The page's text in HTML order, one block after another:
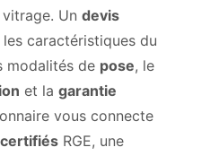
Un devis
caractéristiques du
modalités de pose, le
et la garantie
vous connecte
RGE, une